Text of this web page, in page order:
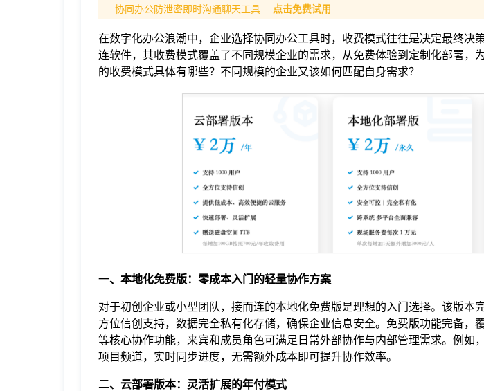
协同办公防泄密即时沟通聊天工具— 点击免费试用
在数字化办公浪潮中，企业选择协同办公工具时，收费模式往往是决定最终决
连软件，其收费模式覆盖了不同规模企业的需求，从免费体验到定制化部署，
的收费模式具体有哪些？不同规模的企业又该如何匹配自身需求？
一、本地化免费版：零成本入门的轻量协作方案
对于初创企业或小型团队，接而连的本地化免费版是理想的入门选择。该版本
方位信创支持，数据完全私有化存储，确保企业信息安全。免费版功能完备，
等核心协作功能，来宾和成员角色可满足日常外部协作与内部管理需求。例如
项目频道，实时同步进度，无需额外成本即可提升协作效率。
二、云部署版本：灵活扩展的年付模式